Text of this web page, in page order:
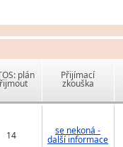
plán Přijímací
zkouška
14 se nekoná -
další informace